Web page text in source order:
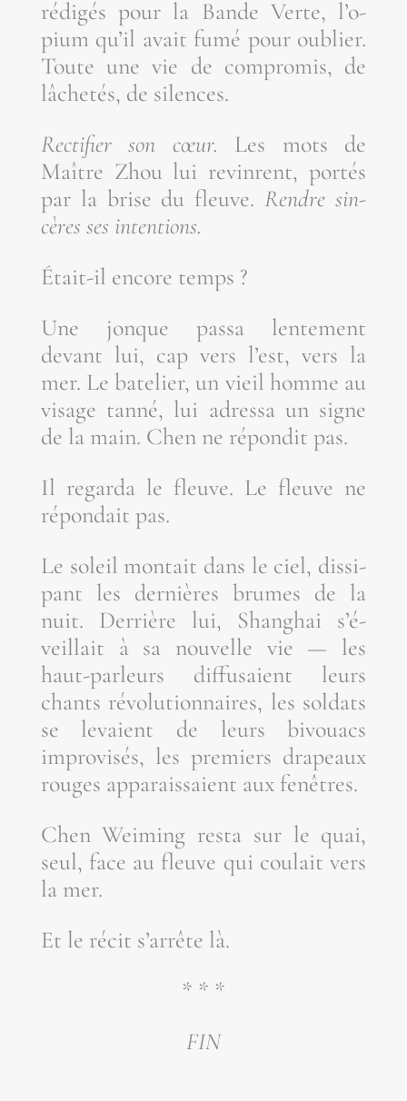
rédi­gés pour la Bande Verte, l’o­
pium qu’il avait fumé pour oublier.
Toute une vie de com­pro­mis, de
lâche­tés, de silences.
Rec­ti­fier son cœur. Les mots de
Maître Zhou lui revinrent, por­tés
par la brise du fleuve.Rendre sin­
cères ses intentions.
Était-il encore temps ?
Une jonque pas­sa len­te­ment
devant lui, cap vers l’est, vers la
mer. Le bate­lier, un vieil homme au
visage tan­né, lui adres­sa un signe
de la main. Chen ne répon­dit pas.
Il regar­da le fleuve. Le fleuve ne
répon­dait pas.
Le soleil mon­tait dans le ciel, dis­si­
pant les der­nières brumes de la
nuit. Der­rière lui, Shan­ghai s’é­
veillait à sa nou­velle vie — les
haut-par­leurs dif­fu­saient leurs
chants révo­lu­tion­naires, les sol­dats
se levaient de leurs bivouacs
impro­vi­sés, les pre­miers dra­peaux
rouges appa­rais­saient aux fenêtres.
Chen Wei­ming res­ta sur le quai,
seul, face au fleuve qui cou­lait vers
la mer.
Et le récit s’ar­rête là.
* * *
FIN